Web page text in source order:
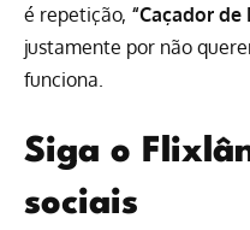
é repetição, “Caçador de
justamente por não
funciona.
Siga o
sociais